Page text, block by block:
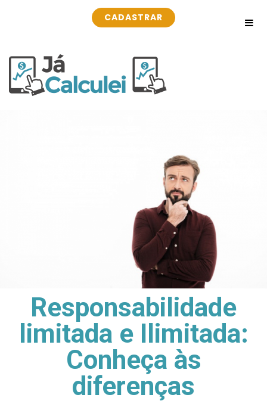
CADASTRAR
Responsabilidade
limitada e Ilimitada:
Conheça às
diferenças